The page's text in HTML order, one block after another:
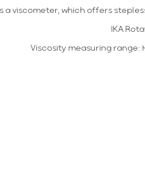
is a viscometer, which offers
IKA
Viscosity measuring range: